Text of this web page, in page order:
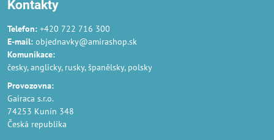
Kontakty
Telefon: +420 722 716 300
E-mail: objednavky@amirashop.sk
Komunikace:
česky, anglicky, rusky, španělsky, polsky
Provozovna:
Gairaca s.r.o.
74253 Kunín 348
Česká republika